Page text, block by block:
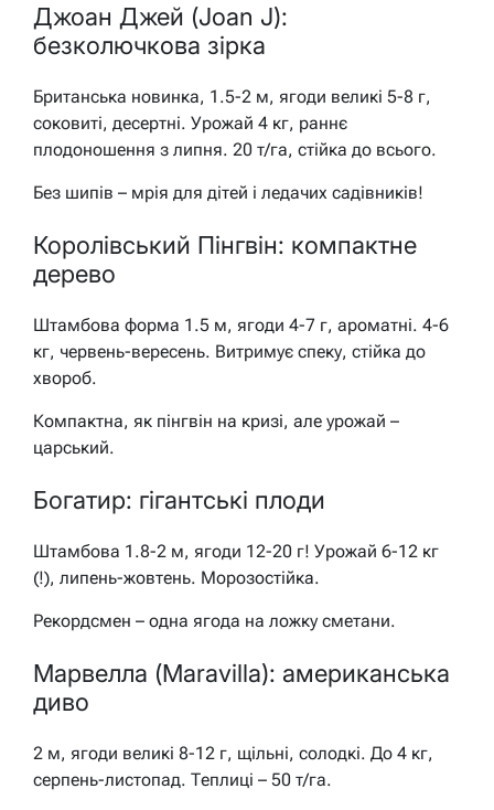
Джоан Джей (Joan J):
безколючкова зірка
Британська новинка, 1.5-2 м, ягоди великі 5-8 г,
соковиті, десертні. Урожай 4 кг, раннє
плодоношення з липня. 20 т/га, стійка до всього.
Без шипів – мрія для дітей і ледачих садівників!
Королівський Пінгвін: компактне
дерево
Штамбова форма 1.5 м, ягоди 4-7 г, ароматні. 4-6
кг, червень-вересень. Витримує спеку, стійка до
хвороб.
Компактна, як пінгвін на кризі, але урожай –
царський.
Богатир: гігантські плоди
Штамбова 1.8-2 м, ягоди 12-20 г! Урожай 6-12 кг
(!), липень-жовтень. Морозостійка.
Рекордсмен – одна ягода на ложку сметани.
Марвелла (Maravilla): американська
диво
2 м, ягоди великі 8-12 г, щільні, солодкі. До 4 кг,
серпень-листопад. Теплиці – 50 т/га.